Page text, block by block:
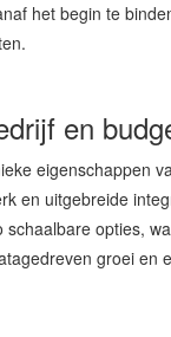
het begin te
en
eigenschappen
en uitgebreide
opties,
groei en